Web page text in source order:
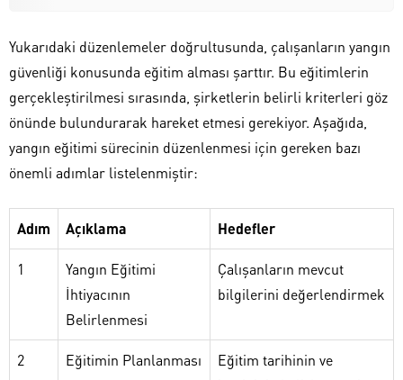
Yukarıdaki düzenlemeler doğrultusunda, çalışanların yangın
güvenliği konusunda eğitim alması şarttır. Bu eğitimlerin
gerçekleştirilmesi sırasında, şirketlerin belirli kriterleri göz
önünde bulundurarak hareket etmesi gerekiyor. Aşağıda,
yangın eğitimi sürecinin düzenlenmesi için gereken bazı
önemli adımlar listelenmiştir:
Adım Açıklama Hedefler
1
Yangın Eğitimi
İhtiyacının
Belirlenmesi
Çalışanların mevcut
bilgilerini değerlendirmek
2 Eğitimin Planlanması
Eğitim tarihinin ve